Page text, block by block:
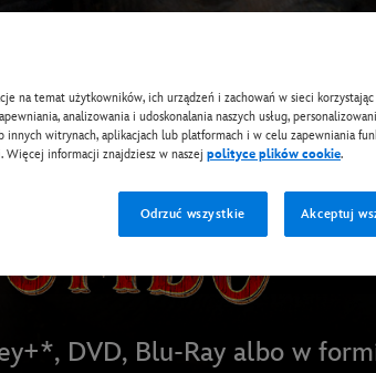
DVD, Blu-Ray albo w
na temat użytkowników, ich urządzeń i zachowań w sieci korzystając
analizowania i udoskonalania naszych usług,
witrynach, aplikacjach lub platformach i w celu zapewniania
Więcej informacji znajdziesz w naszej polityce plików cookie.
Odrzuć wszystkie Akceptuj